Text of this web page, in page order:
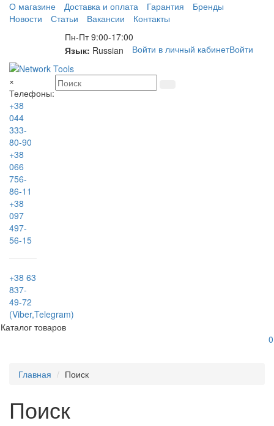
О магазине Доставка и оплата Гарантия
Бренды
Новости
Статьи Вакансии
Контакты
Пн-Пт 9:00-17:00
Язык: Russian Войти в личный кабинетВойти
×
Телефоны:
+38
044
333-
80-90
+38
066
756-
86-11
+38
097
497-
56-15
+38 63
837-
49-72
(Viber,Telegram)
Каталог товаров
0
Главная Поиск
Поиск